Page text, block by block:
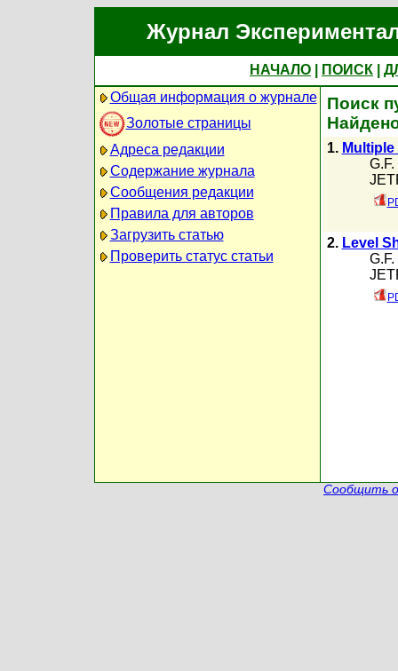
Журнал
НАЧАЛО ПОИСК
Общая информация о журнале
Золотые страницы
Адреса редакции
Содержание журнала
Сообщения редакции
Правила для авторов
Загрузить статью
Проверить статус статьи
Поиск
1.
2. Level
Сообщить о